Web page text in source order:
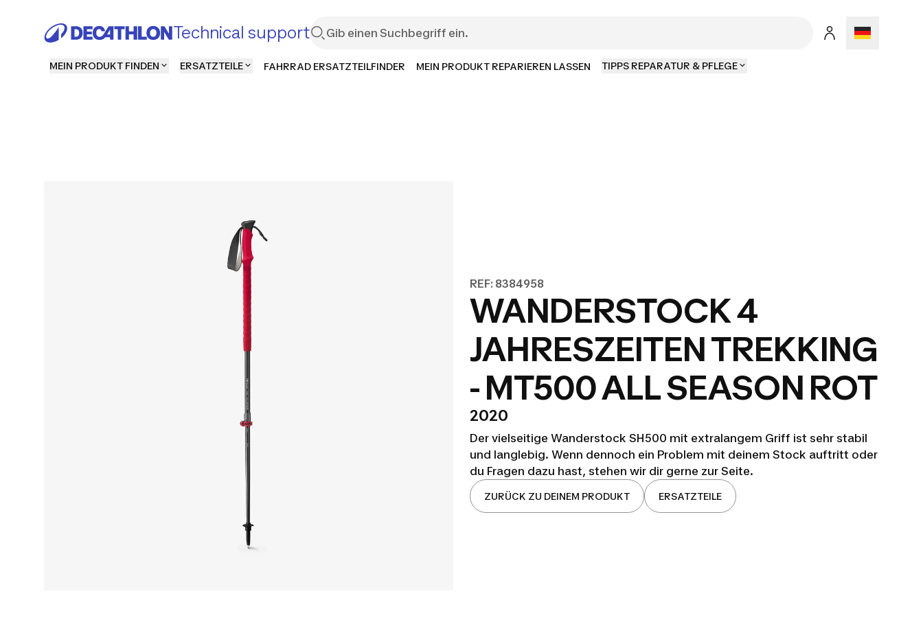
Technical support
MEIN PRODUKT FINDEN ERSATZTEILE FAHRRAD ERSATZTEILFINDER MEIN PRODUKT REPARIEREN LASSEN TIPPS REPARATUR & PFLEGE
REF: 8384958
WANDERSTOCK 4
JAHRESZEITEN TREKKING
- MT500 ALL SEASON ROT
2020
Der vielseitige Wanderstock SH500 mit extralangem Griff ist sehr stabil
und langlebig. Wenn dennoch ein Problem mit deinem Stock auftritt oder
du Fragen dazu hast, stehen wir dir gerne zur Seite.
ZURÜCK ZU DEINEM PRODUKT ERSATZTEILE